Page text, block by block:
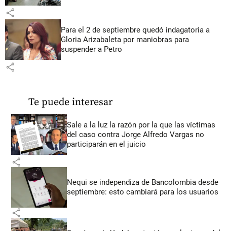
share
Para el 2 de septiembre quedó indagatoria a
Gloria Arizabaleta por maniobras para
suspender a Petro
share
Te puede interesar
Sale a la luz la razón por la que las víctimas
del caso contra Jorge Alfredo Vargas no
participarán en el juicio
share
Nequi se independiza de Bancolombia desde
septiembre: esto cambiará para los usuarios
share